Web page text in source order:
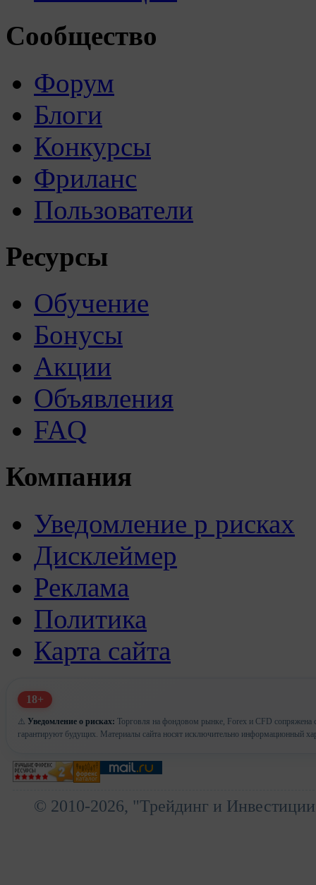
Сообщество
Форум
Блоги
Конкурсы
Фриланс
Пользователи
Ресурсы
Обучение
Бонусы
Акции
Объявления
FAQ
Компания
Уведомление р рисках
Дисклеймер
Реклама
Политика
Карта сайта
18+
⚠️ Уведомление о рисках: Торговля на фондовом рынке, Forex и CFD сопряжена
гарантируют будущих. Материалы сайта носят исключительно информационный
© 2010-2026, "Трейдинг и